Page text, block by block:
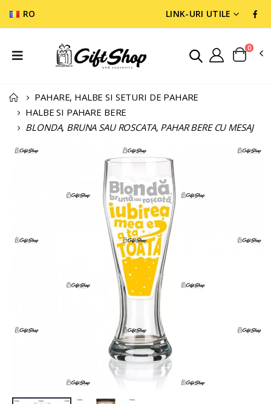
RO LINK-URI UTILE
0
PAHARE, HALBE SI SETURI DE PAHARE
HALBE SI PAHARE BERE
BLONDA, BRUNA SAU ROSCATA, PAHAR BERE CU MESAJ